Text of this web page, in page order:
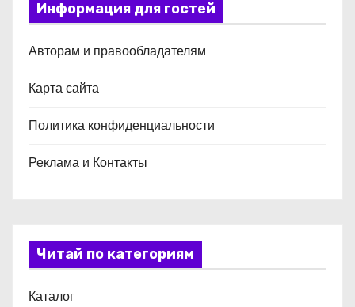
Информация для гостей
Авторам и правообладателям
Карта сайта
Политика конфиденциальности
Реклама и Контакты
Читай по категориям
Каталог